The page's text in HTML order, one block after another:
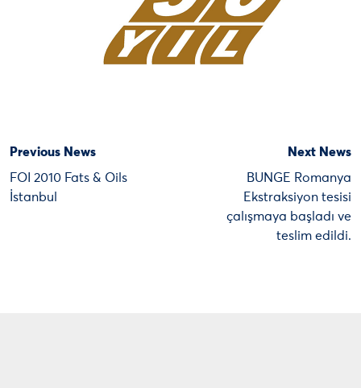
Previous News
FOI 2010 Fats & Oils
İstanbul
Next News
BUNGE Romanya
Ekstraksiyon tesisi
çalışmaya başladı ve
teslim edildi.